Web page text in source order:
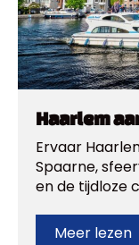
Haarlem
Ervaar
Spaarne,
en de tijdloze
Meer lezen